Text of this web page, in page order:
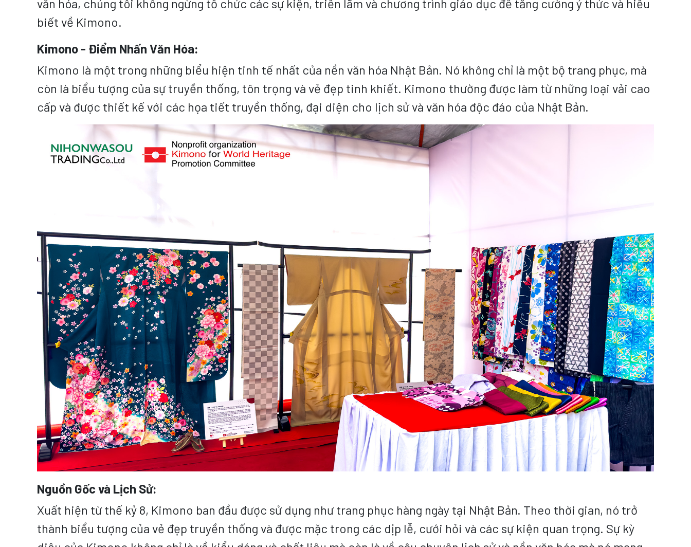
văn hóa, chúng tôi không ngừng tổ chức các sự kiện, triển lãm và chương trình giáo dục để tăng cường ý thức và hiểu
biết về Kimono.
Kimono - Điểm Nhấn Văn Hóa:
Kimono là một trong những biểu hiện tinh tế nhất của nền văn hóa Nhật Bản. Nó không chỉ là một bộ trang phục, mà
còn là biểu tượng của sự truyền thống, tôn trọng và vẻ đẹp tinh khiết. Kimono thường được làm từ những loại vải cao
cấp và được thiết kế với các họa tiết truyền thống, đại diện cho lịch sử và văn hóa độc đáo của Nhật Bản.
Nguồn Gốc và Lịch Sử:
Xuất hiện từ thế kỷ 8, Kimono ban đầu được sử dụng như trang phục hàng ngày tại Nhật Bản. Theo thời gian, nó trở
thành biểu tượng của vẻ đẹp truyền thống và được mặc trong các dịp lễ, cưới hỏi và các sự kiện quan trọng. Sự kỳ